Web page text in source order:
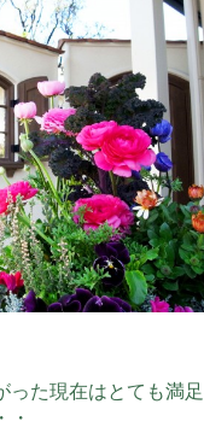
った現在はとても満足